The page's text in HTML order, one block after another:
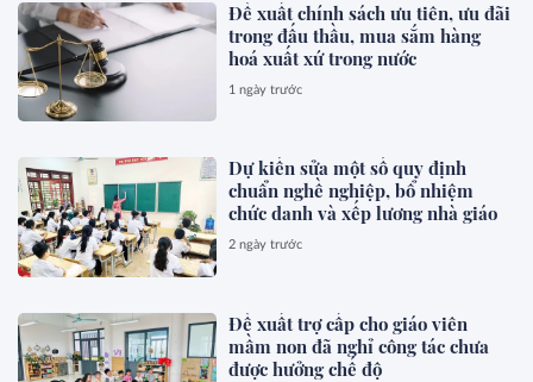
Đề xuất chính sách ưu tiên, ưu đãi
trong đấu thầu, mua sắm hàng
hoá xuất xứ trong nước
1 ngày trước
Dự kiến sửa một số quy định
chuẩn nghề nghiệp, bổ nhiệm
chức danh và xếp lương nhà giáo
2 ngày trước
Đề xuất trợ cấp cho giáo viên
mầm non đã nghỉ công tác chưa
được hưởng chế độ